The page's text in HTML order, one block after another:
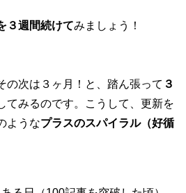
３週間続けてみましょう！
の次は３ヶ月！と、踏ん張って ３
てみるのです。こうして、更新を
ようなプラスのスパイラル（好循